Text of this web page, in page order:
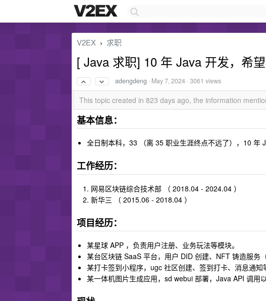
V2EX › 求职
[ Java 求职] 10 年 Java 开发，希望
adengdeng · May 7, 2024 · 3061 views
This topic created in 823 days ago, the information
基本信息：
全日制本科，33 （离 35 职业生涯终点不远了），10 年
工作经历：
网易区块链综合技术部 （ 2018.04 - 2024.04 ）
新华三 （ 2015.06 - 2018.04 ）
项目经历：
某星球 APP ，负责用户注册、业务玩法等模块。
某台区块链 SaaS 平台，用户 DID 创建、NFT 铸造服务
某打卡签到小程序，ugc 社区创建、签到打卡、消息通知
某一体机图片生成应用，sd webui 部署，Java API 调用